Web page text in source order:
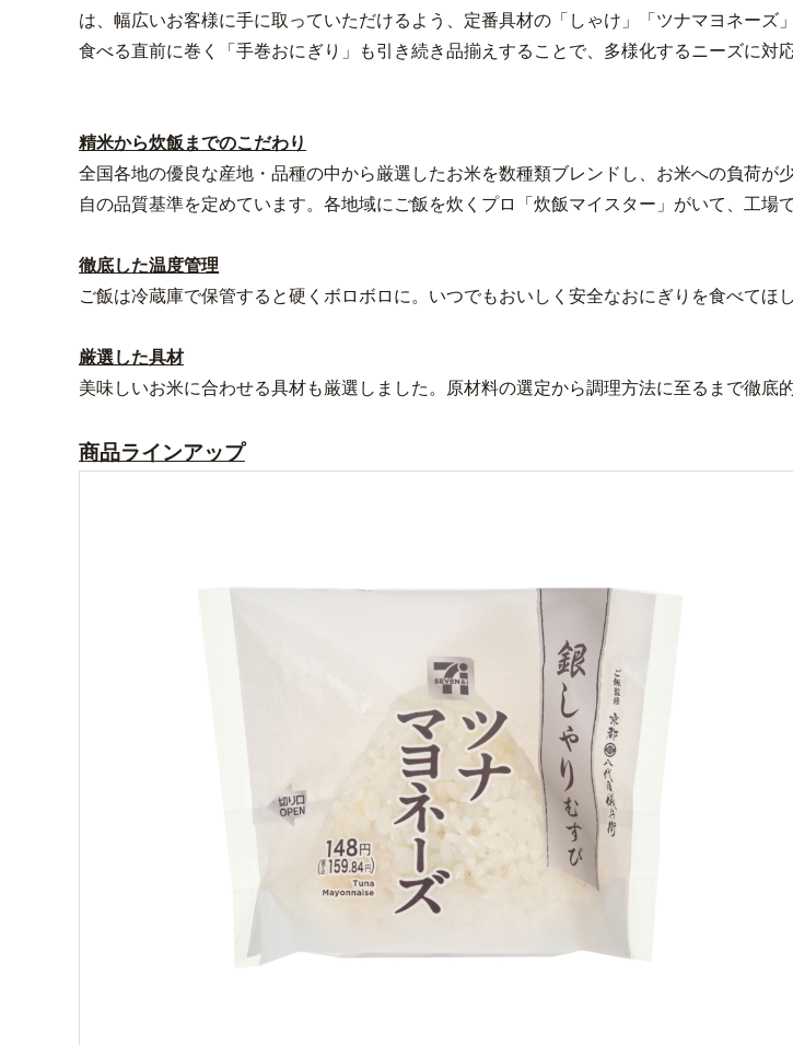
は、幅広いお客様に手に取っていただけるよう、定番具材の「しゃけ」「ツナマヨネー
食べる直前に巻く「手巻おにぎり」も引き続き品揃えすることで、多様化するニーズに対
精米から炊飯までのこだわり
全国各地の優良な産地・品種の中から厳選したお米を数種類ブレンドし、お米への負荷
自の品質基準を定めています。各地域にご飯を炊くプロ「炊飯マイスター」がいて、工場
徹底した温度管理
ご飯は冷蔵庫で保管すると硬くボロボロに。いつでもおいしく安全なおにぎりを食べて
厳選した具材
美味しいお米に合わせる具材も厳選しました。原材料の選定から調理方法に至るまで徹底
商品ラインアップ